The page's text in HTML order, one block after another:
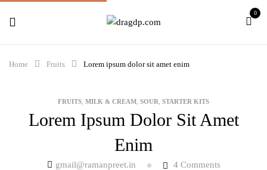
0
Home Fruits Lorem ipsum dolor sit amet enim
FRUITS, MILK & CREAM, SOUR, STARTER KITS
Lorem Ipsum Dolor Sit Amet
Enim
gmail@ramanpreet.in 4Comments